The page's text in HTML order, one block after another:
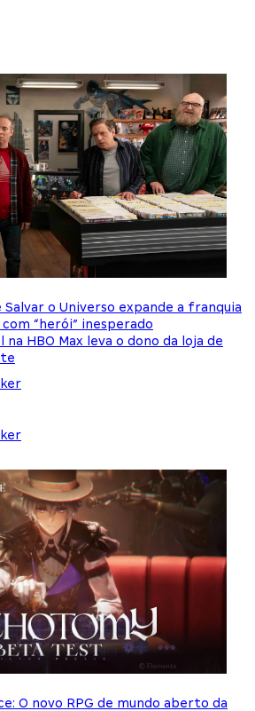
o Universo expande a franquia
“herói” inesperado
HBO Max leva o dono da loja de
O novo RPG de mundo aberto da